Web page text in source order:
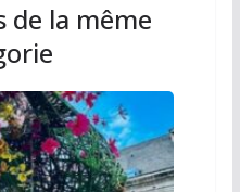
de la même